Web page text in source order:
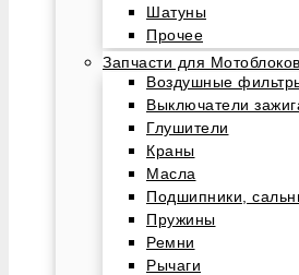
Шатуны
Прочее
Запчасти для
Воздушные
Выключатели
Глушители
Краны
Масла
Подшипники,
Пружины
Ремни
Рычаги